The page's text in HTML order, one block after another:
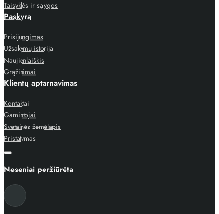
Taisyklės ir sąlygos
Paskyra
Prisijungimas
Užsakymų istorija
Naujienlaiškis
Grąžinimai
Klientų aptarnavimas
Kontaktai
Gamintojai
Svetainės žemėlapis
Pristatymas
Neseniai peržiūrėta